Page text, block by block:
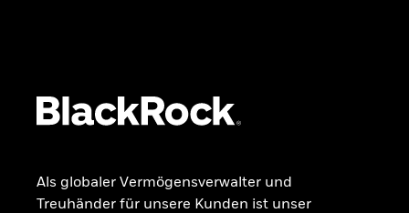
Als globaler Vermögensverwalter und
Treuhänder für unsere Kunden ist unser